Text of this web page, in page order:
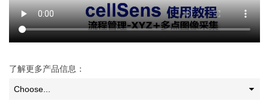
了解更多产品信息：